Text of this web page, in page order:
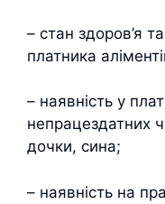
– стан здоров’я
платника
– наявність у
непрацездатних
дочки, сина;
– наявність на